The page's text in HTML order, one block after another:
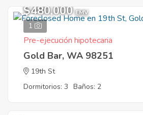
1
$480,000 EMV
Pre-ejecución hipotecaria
Gold Bar, WA 98251
19th St
Dormitorios: 3 Baños: 2